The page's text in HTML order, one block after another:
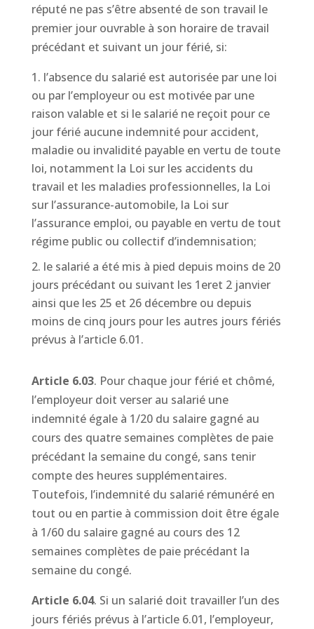
réputé ne pas s’être absenté de son travail le
premier jour ouvrable à son horaire de travail
précédant et suivant un jour férié, si:
l’absence du salarié est autorisée par une loi
ou par l’employeur ou est motivée par une
raison valable et si le salarié ne reçoit pour ce
jour férié aucune indemnité pour accident,
maladie ou invalidité payable en vertu de toute
loi, notamment la Loi sur les accidents du
travail et les maladies professionnelles, la Loi
sur l’assurance-automobile, la Loi sur
l’assurance emploi, ou payable en vertu de tout
régime public ou collectif d’indemnisation;
le salarié a été mis à pied depuis moins de 20
jours précédant ou suivant les 1eret 2 janvier
ainsi que les 25 et 26 décembre ou depuis
moins de cinq jours pour les autres jours fériés
prévus à l’article 6.01.
Article 6.03. Pour chaque jour férié et chômé,
l’employeur doit verser au salarié une
indemnité égale à 1/20 du salaire gagné au
cours des quatre semaines complètes de paie
précédant la semaine du congé, sans tenir
compte des heures supplémentaires.
Toutefois, l’indemnité du salarié rémunéré en
tout ou en partie à commission doit être égale
à 1/60 du salaire gagné au cours des 12
semaines complètes de paie précédant la
semaine du congé.
Article 6.04. Si un salarié doit travailler l’un des
jours fériés prévus à l’article 6.01, l’employeur,